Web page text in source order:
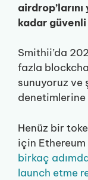
kadar
Smithii’da
fazla
sunuyoruz ve
Henüz bir
için
birkaç
launch etme